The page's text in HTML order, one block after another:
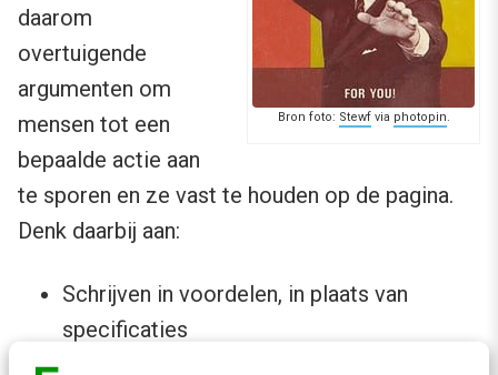
Bron foto: Stewfvia photopin.
daarom
overtuigende
argumenten om
mensen tot een
bepaalde actie aan
te sporen en ze vast te houden op de pagina.
Denk daarbij aan:
Schrijven in voordelen, in plaats van
specificaties